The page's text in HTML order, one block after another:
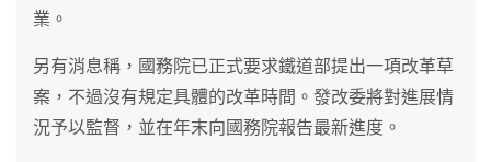
業。
另有消息稱，國務院已正式要求鐵道部提出一項改革草
案，不過沒有規定具體的改革時間。發改委將對進展情
況予以監督，並在年末向國務院報告最新進度。